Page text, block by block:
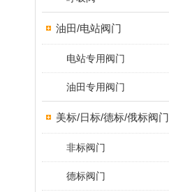
油田/电站阀门
电站专用阀门
油田专用阀门
美标/日标/德标/俄标阀门
非标阀门
德标阀门